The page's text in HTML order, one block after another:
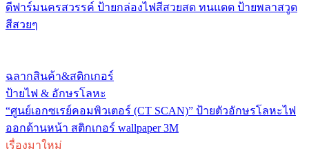
ดีฟาร์มนครสวรรค์ ป้ายกล่องไฟสีสวยสด ทนแดด ป้ายพลาสวูด
สีสวยๆ
ฉลากสินค้า&สติกเกอร์
ป้ายไฟ & อักษรโลหะ
“ศูนย์เอกซเรย์คอมพิวเตอร์ (CT SCAN)” ป้ายตัวอักษรโลหะไฟ
ออกด้านหน้า สติกเกอร์ wallpaper 3M
เรื่องมาใหม่